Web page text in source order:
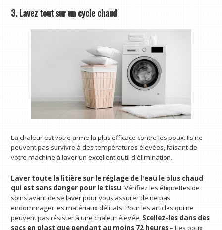
3. Lavez tout sur un cycle chaud
La chaleur est votre arme la plus efficace contre les poux. Ils ne
peuvent pas survivre à des températures élevées, faisant de
votre machine à laver un excellent outil d'élimination.
Laver toute la litière sur le réglage de l'eau le plus chaud
qui est sans danger pour le tissu. Vérifiez les étiquettes de
soins avant de se laver pour vous assurer de ne pas
endommager les matériaux délicats. Pour les articles qui ne
peuvent pas résister à une chaleur élevée, Scellez-les dans des
sacs en plastique pendant au moins 72 heures– Les poux